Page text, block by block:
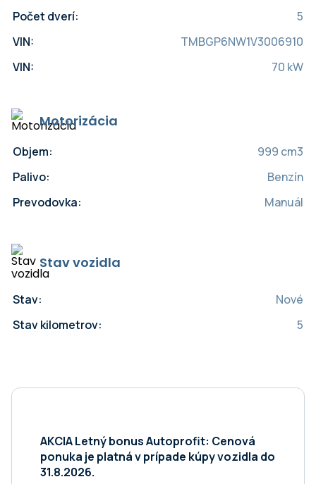
Počet dverí:
5
VIN:
TMBGP6NW1V3006910
VIN:
70 kW
Motorizácia
Objem:
999 cm3
Palivo:
Benzín
Prevodovka:
Manuál
Stav vozidla
Stav:
Nové
Stav kilometrov:
5
AKCIA Letný bonus Autoprofit: Cenová
ponuka je platná v prípade kúpy vozidla do
31.8.2026.